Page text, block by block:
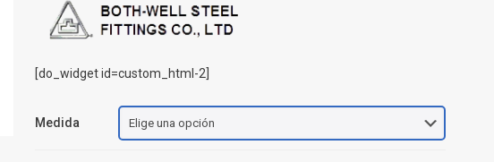
[do_widget id=custom_html-2]
Medida